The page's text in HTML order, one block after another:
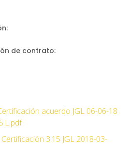
de contrato:
acuerdo JGL 06-06-18
Certificación 3.15 JGL 2018-03-